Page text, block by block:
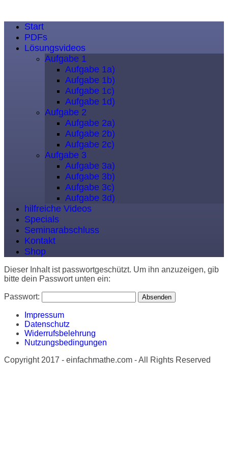
Start
PDFs
Lösungsvideos
Aufgabe 1
Aufgabe 1a)
Aufgabe 1b)
Aufgabe 1c)
Aufgabe 1d)
Aufgabe 2
Aufgabe 2a)
Aufgabe 2b)
Aufgabe 2c)
Aufgabe 3
Aufgabe 3a)
Aufgabe 3b)
Aufgabe 3c)
Aufgabe 3d)
hilfreiche Videos
Specials
Seminarabschluss
Kontakt
Shop
Dieser Inhalt ist passwortgeschützt. Um ihn anzuzeigen, gib
bitte dein Passwort unten ein:
Passwort:
Impressum
Datenschutz
Widerrufsbelehrung
Nutzungsbedingungen
Copyright 2017 - einfachmathe.com - All Rights Reserved